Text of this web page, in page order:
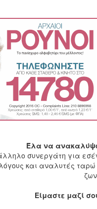
Έλα να
συνεργάτη για
και αναλυτές
Είμαστε μαζί